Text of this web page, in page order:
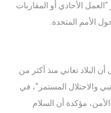
الأحادي أو المقاربات
الأمم المتحدة.
البلاد تعاني منذ أكثر من
والاحتلال المستمر"، في
مؤكدة أن السلام